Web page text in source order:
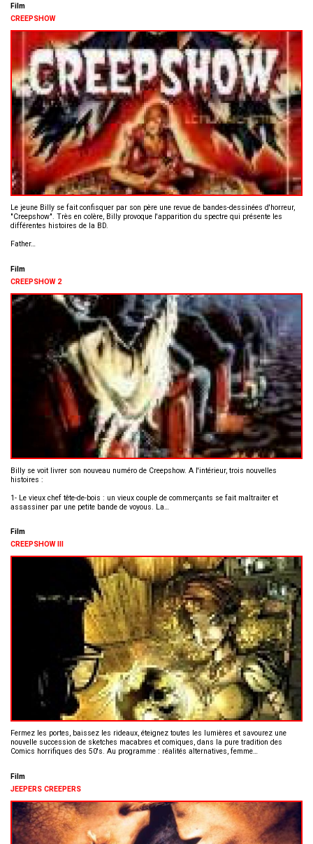
Film
CREEPSHOW
Le jeune Billy se fait confisquer par son père une revue de bandes-dessinées d'horreur,
"Creepshow". Très en colère, Billy provoque l'apparition du spectre qui présente les
différentes histoires de la BD.
Father…
Film
CREEPSHOW 2
Billy se voit livrer son nouveau numéro de Creepshow. A l'intérieur, trois nouvelles
histoires :
1- Le vieux chef tête-de-bois : un vieux couple de commerçants se fait maltraiter et
assassiner par une petite bande de voyous. La…
Film
CREEPSHOW III
Fermez les portes, baissez les rideaux, éteignez toutes les lumières et savourez une
nouvelle succession de sketches macabres et comiques, dans la pure tradition des
Comics horrifiques des 50's. Au programme : réalités alternatives, femme…
Film
JEEPERS CREEPERS